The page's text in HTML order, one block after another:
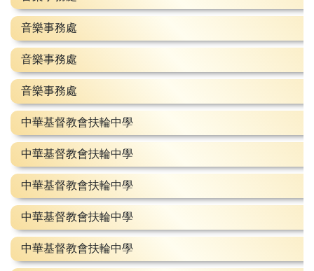
音樂事務處
音樂事務處
音樂事務處
中華基督教會扶輪中學
中華基督教會扶輪中學
中華基督教會扶輪中學
中華基督教會扶輪中學
中華基督教會扶輪中學